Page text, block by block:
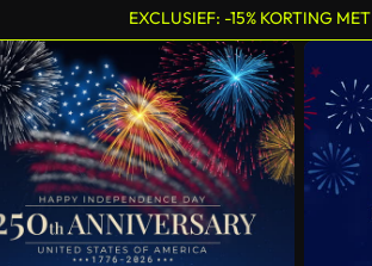
EXCLUSIEF: -15% KORTING